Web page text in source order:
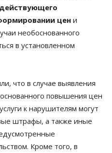
цен и
необоснованного
в установленном
что в случае выявления
повышения цен
к нарушителям могут
штрафы, а также иные
Кроме того, в